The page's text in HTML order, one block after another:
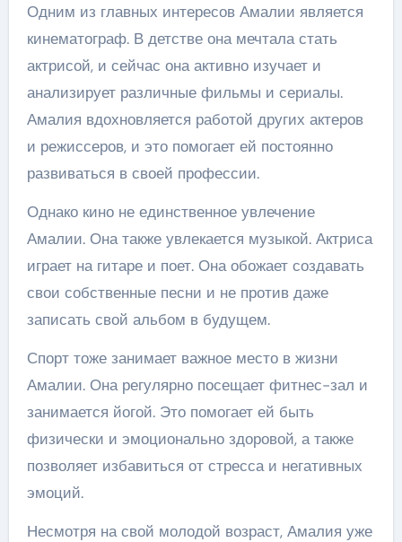
Одним из главных интересов Амалии является
кинематограф. В детстве она мечтала стать
актрисой, и сейчас она активно изучает и
анализирует различные фильмы и сериалы.
Амалия вдохновляется работой других актеров
и режиссеров, и это помогает ей постоянно
развиваться в своей профессии.
Однако кино не единственное увлечение
Амалии. Она также увлекается музыкой. Актриса
играет на гитаре и поет. Она обожает создавать
свои собственные песни и не против даже
записать свой альбом в будущем.
Спорт тоже занимает важное место в жизни
Амалии. Она регулярно посещает фитнес-зал и
занимается йогой. Это помогает ей быть
физически и эмоционально здоровой, а также
позволяет избавиться от стресса и негативных
эмоций.
Несмотря на свой молодой возраст, Амалия уже